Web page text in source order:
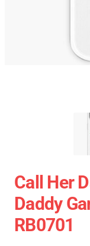
Call Her
Daddy
RB0701